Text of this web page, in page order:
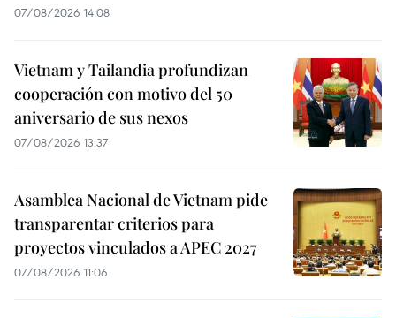
07/08/2026 14:08
Vietnam y Tailandia profundizan
cooperación con motivo del 50
aniversario de sus nexos
07/08/2026 13:37
Asamblea Nacional de Vietnam pide
transparentar criterios para
proyectos vinculados a APEC 2027
07/08/2026 11:06